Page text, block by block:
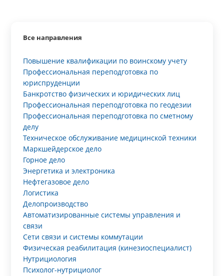
Все направления
Повышение квалификации по воинскому учету
Профессиональная переподготовка по
юриспруденции
Банкротство физических и юридических лиц
Профессиональная переподготовка по геодезии
Профессиональная переподготовка по сметному
делу
Техническое обслуживание медицинской техники
Маркшейдерское дело
Горное дело
Энергетика и электроника
Нефтегазовое дело
Логистика
Делопроизводство
Автоматизированные системы управления и
связи
Сети связи и системы коммутации
Физическая реабилитация (кинезиоспециалист)
Нутрициология
Психолог-нутрициолог